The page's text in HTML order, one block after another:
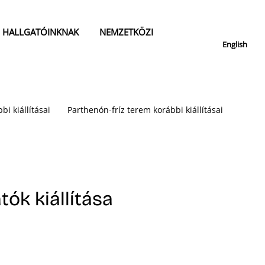
HALLGATÓINKNAK
NEMZETKÖZI
English
kiállításai
Parthenón-fríz terem korábbi kiállításai
kiállítása